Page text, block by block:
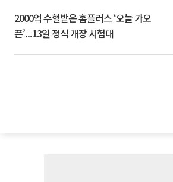
2000억 수혈받은 홈플러스 ‘오늘 가오
픈’...13일 정식 개장 시험대